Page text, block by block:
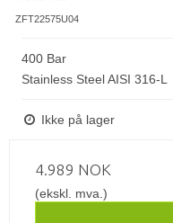
ZFT22575U04
400 Bar
Stainless Steel AISI 316-L
Ikke på lager
4.989 NOK
(ekskl. mva.)